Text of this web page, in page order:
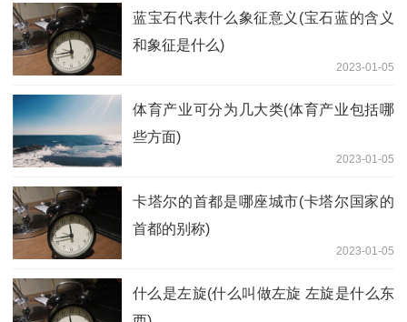
蓝宝石代表什么象征意义(宝石蓝的含义
和象征是什么)
2023-01-05
体育产业可分为几大类(体育产业包括哪
些方面)
2023-01-05
卡塔尔的首都是哪座城市(卡塔尔国家的
首都的别称)
2023-01-05
什么是左旋(什么叫做左旋 左旋是什么东